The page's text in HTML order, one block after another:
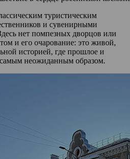
туристическим
и сувенирными
нет помпезных дворцов или
и его очарование: это живой,
историей, где прошлое и
неожиданным образом.